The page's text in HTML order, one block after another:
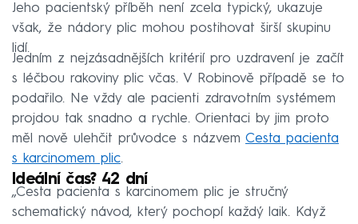
Jeho pacientský příběh není zcela typický, ukazuje
však, že nádory plic mohou postihovat širší skupinu
lidí.
Jedním z nejzásadnějších kritérií pro uzdravení je začít
s léčbou rakoviny plic včas. V Robinově případě se to
podařilo. Ne vždy ale pacienti zdravotním systémem
projdou tak snadno a rychle. Orientaci by jim proto
měl nově ulehčit průvodce s názvem Cesta pacienta
s karcinomem plic.
Ideální čas? 42 dní
„Cesta pacienta s karcinomem plic je stručný
schematický návod, který pochopí každý laik. Když